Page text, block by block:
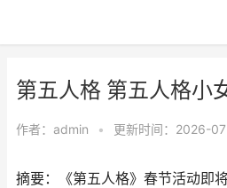
第五人格 第五人格小
作者： admin • 更新时间：2026-
摘要：《第五人格》春节活动即